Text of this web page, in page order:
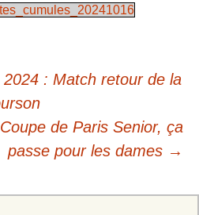
: Match retour de la
de Paris Senior, ça
passe pour les dames →